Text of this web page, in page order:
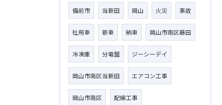
備前市 当新田 岡山 火災 事故
社用車 新車 納車 岡山市南区藤田
冷凍庫 分電盤 ジーシーデイ
岡山市南区当新田 エアコン工事
岡山市南区 配線工事